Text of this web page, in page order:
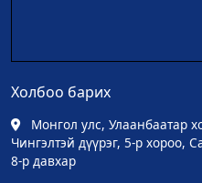
Холбоо барих
Монгол улс, Улаанбаатар
Чингэлтэй дүүрэг, 5-р хороо,
8-р давхар